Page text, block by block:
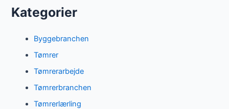
Kategorier
Byggebranchen
Tømrer
Tømrerarbejde
Tømrerbranchen
Tømrerlærling